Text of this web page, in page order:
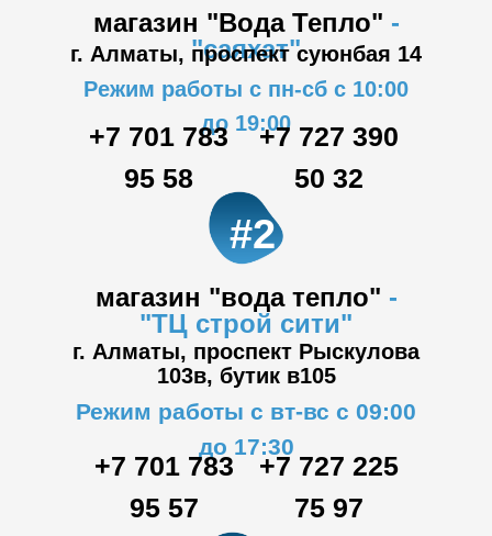
магазин "Вода Тепло" -
"саяхат"
г. Алматы, проспект суюнбая 14
магазин "вода тепло" -
"ТЦ строй сити"
#2
г. Алматы, проспект Рыскулова
103в, бутик в105
Режим работы с пн-сб с 10:00
до 19:00
Режим работы с вт-вс с 09:00
до 17:30
+7 701 783
95 58
+7 701 783
95 57
+7 727 225
75 97
+7 727 390
50 32